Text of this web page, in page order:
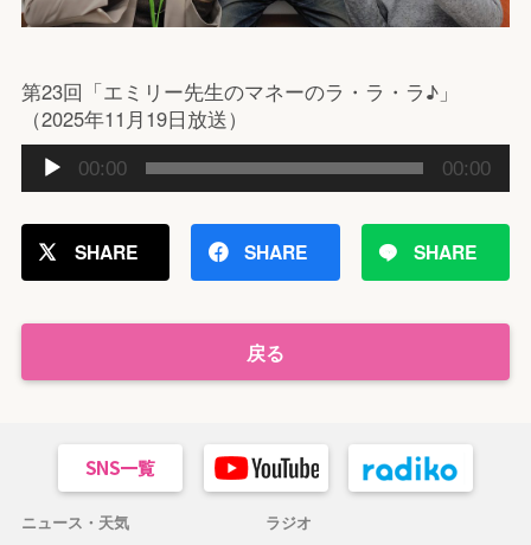
第23回「エミリー先生のマネーのラ・ラ・ラ♪」
（2025年11月19日放送）
声
レ
ー
ー
00:00 00:00
SHARE SHARE SHARE
戻る
ニュース・天気 ラジオ